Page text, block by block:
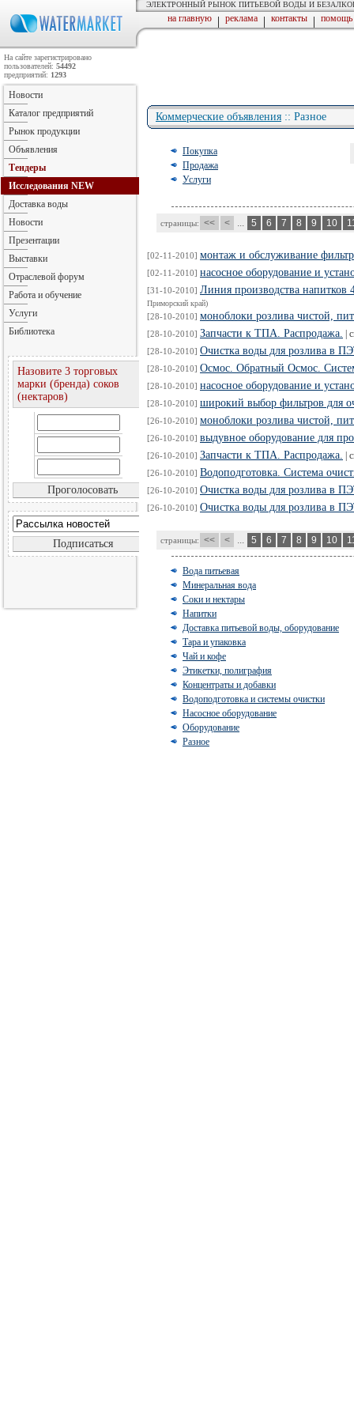
ЭЛЕКТРОННЫЙ РЫНОК ПИТЬЕВОЙ ВОДЫ И
на главную | реклама | контакты | помощь
Коммерческие объявления :: Разное
Покупка
Продажа
Услуги
страницы: << < ... 5 6 7 8 9 10
[02-11-2010] монтаж и обслуживание
[02-11-2010] насосное оборудование и
[31-10-2010] Линия производства
Приморский край)
[28-10-2010] моноблоки розлива чистой,
[28-10-2010] Запчасти к ТПА. Распродажа.
[28-10-2010] Очистка воды для розлива в
[28-10-2010] Осмос. Обратный Осмос.
[28-10-2010] насосное оборудование и
[28-10-2010] широкий выбор фильтров для
[26-10-2010] моноблоки розлива чистой,
[26-10-2010] выдувное оборудование для
[26-10-2010] Запчасти к ТПА. Распродажа.
[26-10-2010] Водоподготовка. Система
[26-10-2010] Очистка воды для розлива в
[26-10-2010] Очистка воды для розлива в
страницы: << < ... 5 6 7 8 9 10
Вода питьевая
Минеральная вода
Соки и нектары
Напитки
Доставка питьевой воды, оборудование
Тара и упаковка
Чай и кофе
Этикетки, полиграфия
Концентраты и добавки
Водоподготовка и системы очистки
Насосное оборудование
Оборудование
Разное
На сайте зарегистрировано
пользователей: 54492
предприятий: 1293
Новости
Каталог предприятий
Рынок продукции
Объявления
Тендеры
Исследования NEW
Доставка воды
Новости
Презентации
Выставки
Отраслевой форум
Работа и обучение
Услуги
Библиотека
Назовите 3 торговых
марки (бренда) соков
(нектаров)